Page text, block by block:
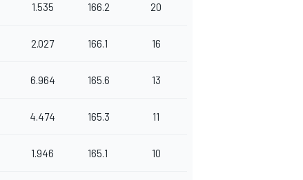
1.535 166.2 20
2.027 166.1 16
6.964 165.6 13
4.474 165.3 11
1.946 165.1 10